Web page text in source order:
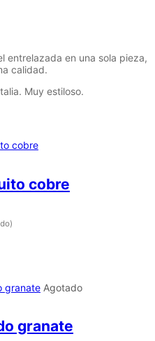
entrelazada en una sola pieza,
calidad.
Muy estiloso.
cobre
Agotado
granate